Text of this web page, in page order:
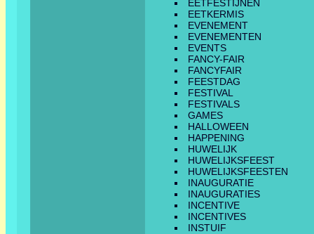
EETFESTIJNEN
EETKERMIS
EVENEMENT
EVENEMENTEN
EVENTS
FANCY-FAIR
FANCYFAIR
FEESTDAG
FESTIVAL
FESTIVALS
GAMES
HALLOWEEN
HAPPENING
HUWELIJK
HUWELIJKSFEEST
HUWELIJKSFEESTEN
INAUGURATIE
INAUGURATIES
INCENTIVE
INCENTIVES
INSTUIF